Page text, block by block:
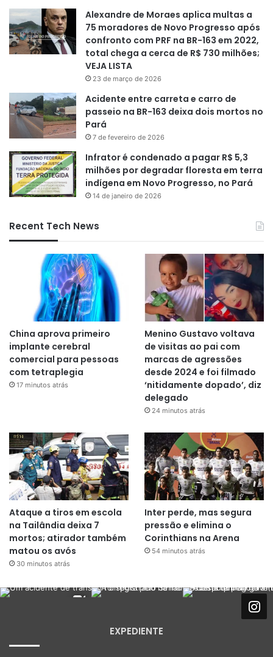
Alexandre de Moraes aplica multas a
75 moradores de Novo Progresso após
confronto com PRF na BR-163 em 2022,
total chega a cerca de R$ 730 milhões;
VEJA LISTA
23 de março de 2026
Acidente entre carreta e carro de
passeio na BR-163 deixa dois mortos no
Pará
7 de fevereiro de 2026
Infrator é condenado a pagar R$ 5,3
milhões por degradar floresta em terra
indígena em Novo Progresso, no Pará
14 de janeiro de 2026
Recent Tech News
China aprova primeiro
implante cerebral
comercial para pessoas
com tetraplegia
17 minutos atrás
Menino Gustavo voltava
de visitas ao pai com
marcas de agressões
desde 2024 e foi filmado
‘nitidamente dopado’, diz
delegado
24 minutos atrás
Ataque a tiros em escola
na Tailândia deixa 7
mortos; atirador também
matou os avós
30 minutos atrás
Inter perde, mas segura
pressão e elimina o
Corinthians na Arena
54 minutos atrás
EXPEDIENTE